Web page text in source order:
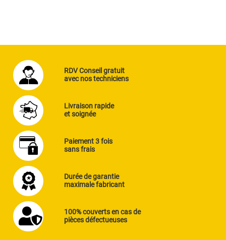
RDV Conseil gratuit
avec nos techniciens
Livraison rapide
et soignée
Paiement 3 fois
sans frais
Durée de garantie
maximale fabricant
100% couverts en cas de
pièces défectueuses